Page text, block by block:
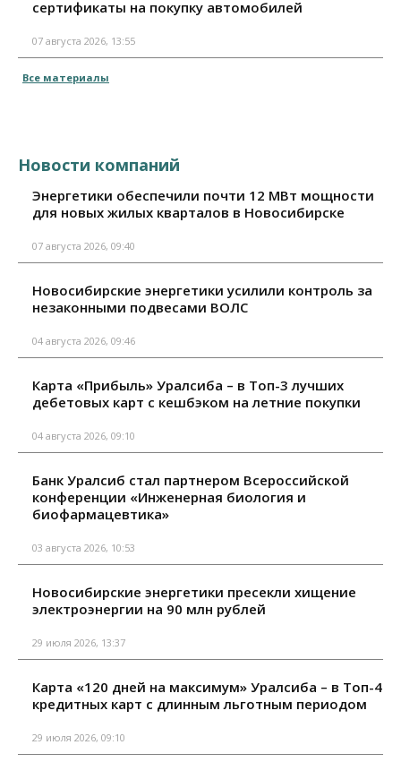
сертификаты на покупку автомобилей
07 августа 2026, 13:55
Все материалы
Новости компаний
Энергетики обеспечили почти 12 МВт мощности
для новых жилых кварталов в Новосибирске
07 августа 2026, 09:40
Новосибирские энергетики усилили контроль за
незаконными подвесами ВОЛС
04 августа 2026, 09:46
Карта «Прибыль» Уралсиба – в Топ-3 лучших
дебетовых карт с кешбэком на летние покупки
04 августа 2026, 09:10
Банк Уралсиб стал партнером Всероссийской
конференции «Инженерная биология и
биофармацевтика»
03 августа 2026, 10:53
Новосибирские энергетики пресекли хищение
электроэнергии на 90 млн рублей
29 июля 2026, 13:37
Карта «120 дней на максимум» Уралсиба – в Топ-4
кредитных карт с длинным льготным периодом
29 июля 2026, 09:10